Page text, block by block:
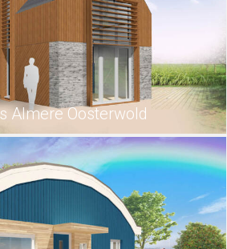
Almere Oosterwold